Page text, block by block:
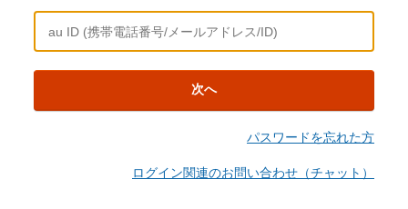
次へ
パスワードを忘れた方
ログイン関連のお問い合わせ（チャット）